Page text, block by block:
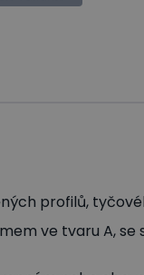
profilů,
ve tvaru A, se